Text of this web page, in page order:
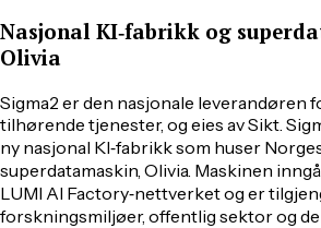
Nasjonal KI‑fabrikk og
Olivia
Sigma2 er den nasjonale leverandøren
tilhørende tjenester, og eies av Sikt.
ny nasjonal KI‑fabrikk som huser
superdatamaskin, Olivia. Maskinen
LUMI AI Factory‑nettverket og er
forskningsmiljøer, offentlig sektor og